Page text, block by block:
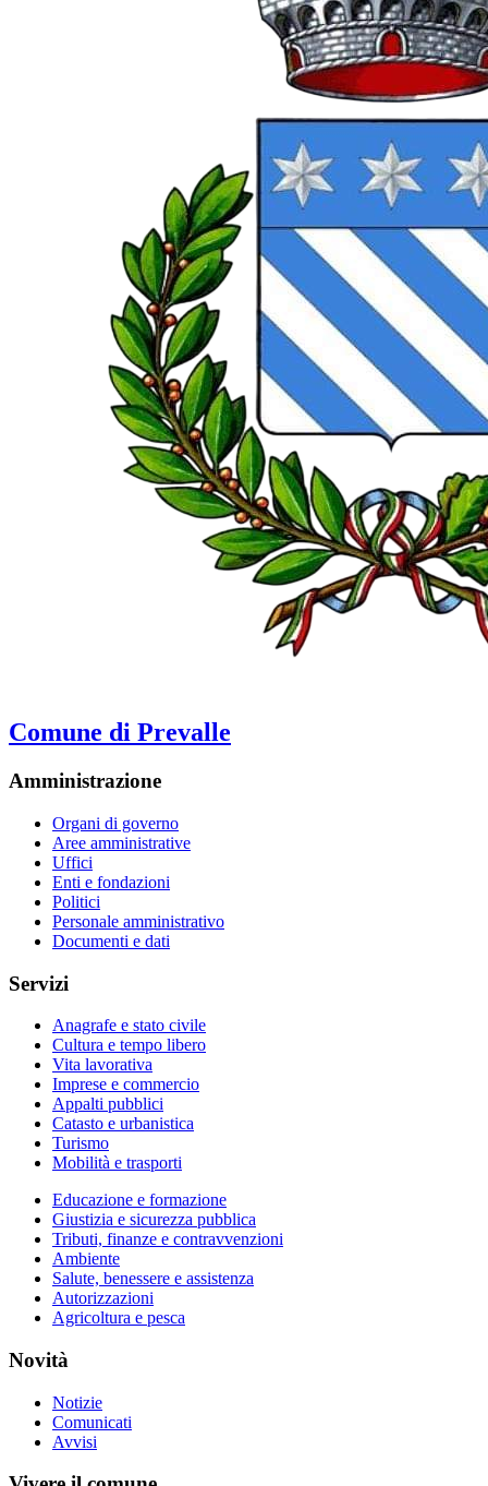
Comune di Prevalle
Amministrazione
Organi di governo
Aree amministrative
Uffici
Enti e fondazioni
Politici
Personale amministrativo
Documenti e dati
Servizi
Anagrafe e stato civile
Cultura e tempo libero
Vita lavorativa
Imprese e commercio
Appalti pubblici
Catasto e urbanistica
Turismo
Mobilità e trasporti
Educazione e formazione
Giustizia e sicurezza pubblica
Tributi, finanze e contravvenzioni
Ambiente
Salute, benessere e assistenza
Autorizzazioni
Agricoltura e pesca
Novità
Notizie
Comunicati
Avvisi